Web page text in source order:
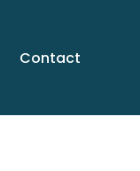
Contact